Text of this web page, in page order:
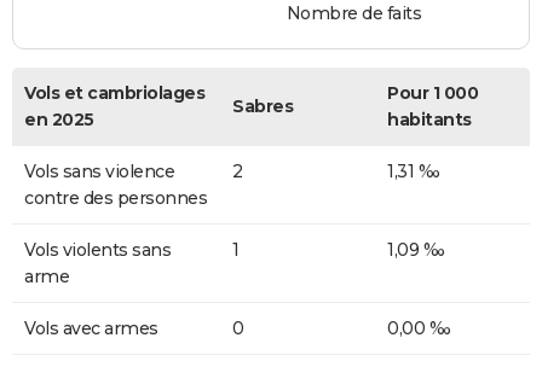
Nombre de faits
Vols et cambriolages
en 2025
Sabres
Pour 1 000
habitants
Vols sans violence
contre des personnes
2 1,31 ‰
Vols violents sans
arme
1 1,09 ‰
Vols avec armes 0 0,00 ‰